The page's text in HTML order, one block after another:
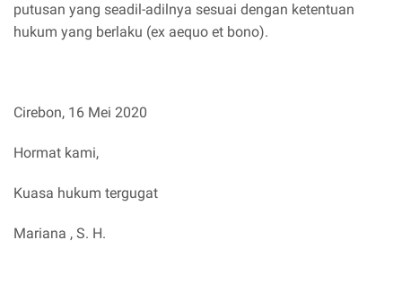
putusan yang seadil-adilnya sesuai dengan ketentuan
hukum yang berlaku (ex aequo et bono).
Cirebon, 16 Mei 2020
Hormat kami,
Kuasa hukum tergugat
Mariana , S. H.